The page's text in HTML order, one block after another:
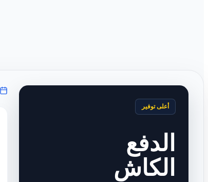
أعلى توفير
الدفع
الكاش